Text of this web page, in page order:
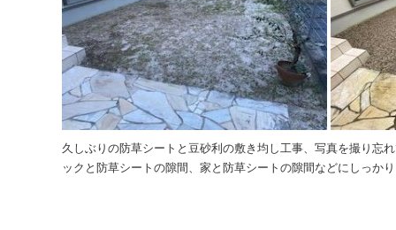
久しぶりの防草シートと豆砂利の敷き均し工事、写真を撮り忘
ックと防草シートの隙間、家と防草シートの隙間などにしっか